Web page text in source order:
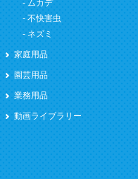
ムカデ
不快害虫
ネズミ
家庭用品
園芸用品
業務用品
動画ライブラリー